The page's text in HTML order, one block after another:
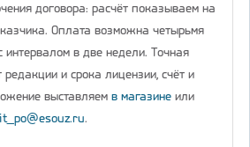
договора: расчёт показываем на
Оплата возможна четырьмя
в две недели. Точная
редакции и срока лицензии, счёт и
выставляем в магазине или
.